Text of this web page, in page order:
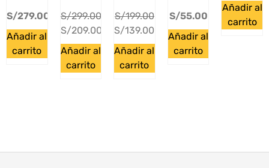
S/279.00
Añadir al
carrito
S/299.00
S/209.00
Añadir al
carrito
S/199.00
S/139.00
Añadir al
carrito
S/55.00
Añadir al
carrito
Añadir al
carrito